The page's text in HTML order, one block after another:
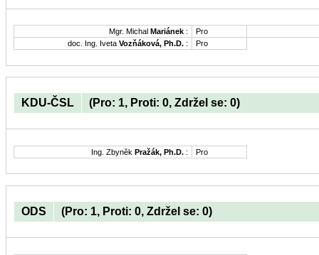
Mgr. Michal Mariánek :
Pro
doc. Ing. Iveta Vozňáková, Ph.D. : Pro
KDU-ČSL (Pro: 1, Proti: 0, Zdržel se: 0)
Ing. Zbyněk Pražák, Ph.D. : Pro
ODS (Pro: 1, Proti: 0, Zdržel se: 0)